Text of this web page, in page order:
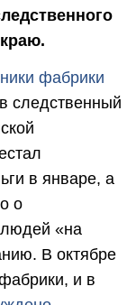
фабрики
в следственный
в январе, а
о
людей «на
В октябре
и в